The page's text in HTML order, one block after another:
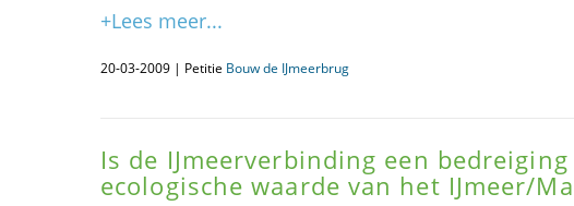
+Lees meer...
20-03-2009 | Petitie Bouw de IJmeerbrug
Is de IJmeerverbinding een
ecologische waarde van het IJmeer/